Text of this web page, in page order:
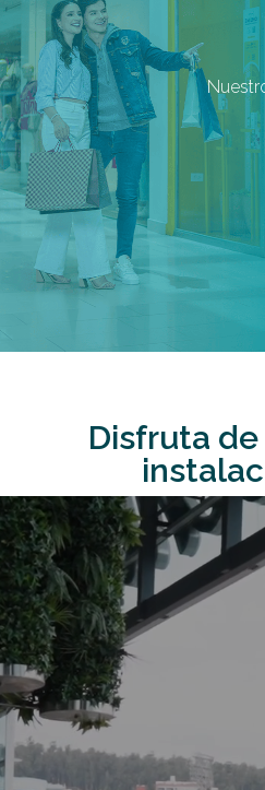
Disfruta